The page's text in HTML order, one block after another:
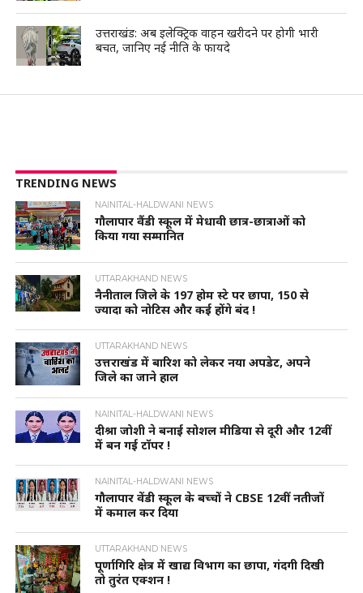
उत्तराखंड: अब इलेक्ट्रिक वाहन खरीदने पर होगी भारी
बचत, जानिए नई नीति के फायदे
TRENDING NEWS
NAINITAL-HALDWANI NEWS
गौलापार वैंडी स्कूल में मेधावी छात्र-छात्राओं को
किया गया सम्मानित
UTTARAKHAND NEWS
नैनीताल जिले के 197 होम स्टे पर छापा, 150 से
ज्यादा को नोटिस और कई होंगे बंद !
UTTARAKHAND NEWS
उत्तराखंड में बारिश को लेकर नया अपडेट, अपने
जिले का जाने हाल
NAINITAL-HALDWANI NEWS
दीश्रा जोशी ने बनाई सोशल मीडिया से दूरी और 12वीं
में बन गई टॉपर !
NAINITAL-HALDWANI NEWS
गौलापार वेंडी स्कूल के बच्चों ने CBSE 12वीं नतीजों
में कमाल कर दिया
UTTARAKHAND NEWS
पूर्णागिरि क्षेत्र में खाद्य विभाग का छापा, गंदगी दिखी
तो तुरंत एक्शन !